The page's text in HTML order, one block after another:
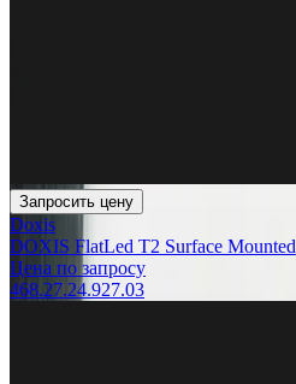
Запросить цену
Doxis
DOXIS FlatLed T2 Surface Mounted
Цена по запросу
468.27.24.927.03